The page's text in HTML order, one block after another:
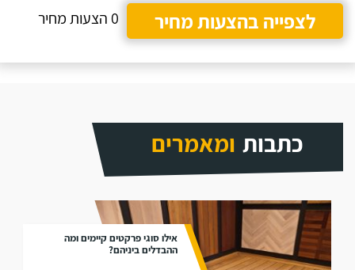
לצפייה בהצעות מחיר
0 הצעות מחיר
כתבות ומאמרים
אילו סוגי פרקטים קיימים ומה
ההבדלים ביניהם?